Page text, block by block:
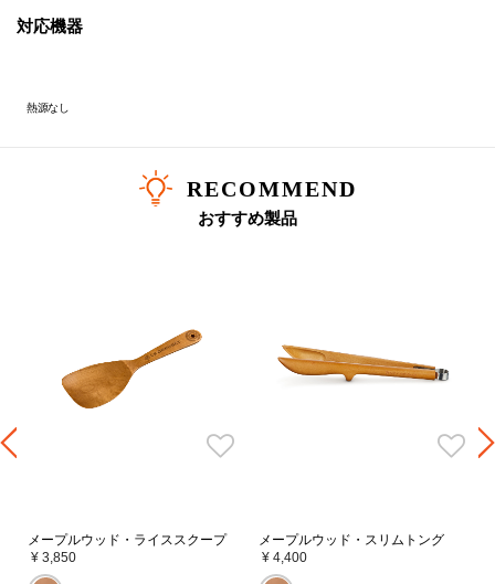
対応機器
熱源なし
RECOMMEND
おすすめ製品
メープルウッド・ライススクープ
¥ 3,850
メープルウッド・スリムトング
¥ 4,400